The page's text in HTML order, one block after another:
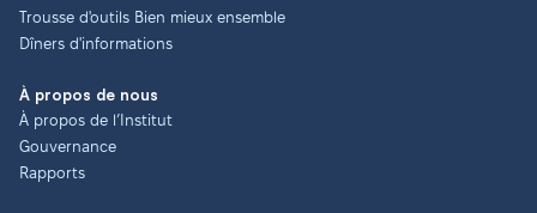
Trousse d'outils Bien mieux ensemble
Dîners d'informations
À propos de nous
À propos de l’Institut
Gouvernance
Rapports